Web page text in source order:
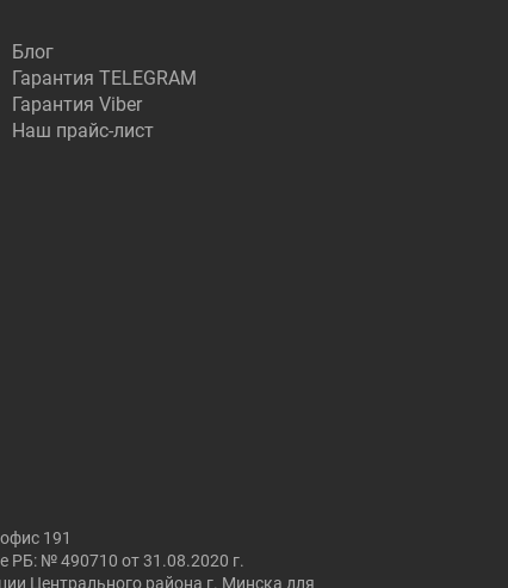
Блог
Гарантия TELEGRAM
Гарантия Viber
Наш прайс-лист
191
РБ: № 490710 от 31.08.2020 г.
Центрального района г. Минска для